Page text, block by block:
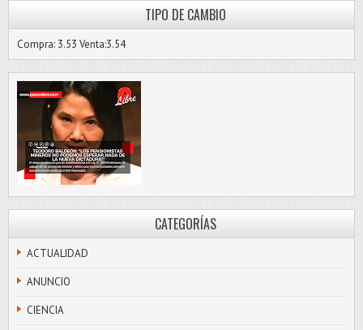
TIPO DE CAMBIO
Compra: 3.53 Venta:3.54
CATEGORÍAS
ACTUALIDAD
ANUNCIO
CIENCIA